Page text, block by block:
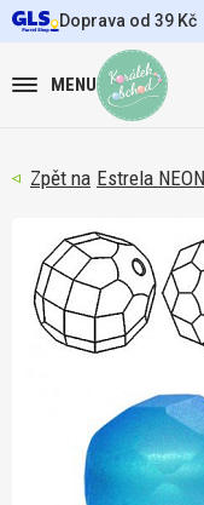
Doprava od 39 Kč
MENU
Estrela